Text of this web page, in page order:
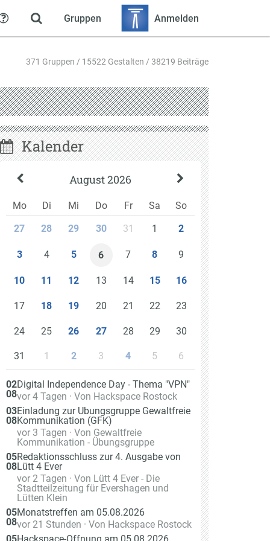
Gruppen Anmelden
371 Gruppen / 15522 Gestalten / 38219 Beiträge
Kalender
August 2026
Mo Di Mi Do Fr Sa So
27 28 29 30 31 1 2
3 4 5 6 7 8 9
10 11 12 13 14 15 16
17 18 19 20 21 22 23
24 25 26 27 28 29 30
31 1 2 3 4 5 6
Am
02
08
Digital Independence Day - Thema "VPN"
vor 4 Tagen Veranstaltet
von
· Von Hackspace Rostock
Am
03
08
Einladung zur Übungsgruppe Gewaltfreie
Kommunikation (GFK)
vor 3 Tagen Veranstaltet
von
· Von Gewaltfreie
Kommunikation - Übungsgruppe
Am
05
08
Redaktionsschluss zur 4. Ausgabe von
Lütt 4 Ever
vor 2 Tagen Veranstaltet
von
· Von Lütt 4 Ever - Die
Stadtteilzeitung für Evershagen und
Lütten Klein
Am
05
08
Monatstreffen am 05.08.2026
vor 21 Stunden Veranstaltet
· Von Hackspace Rostock
Am